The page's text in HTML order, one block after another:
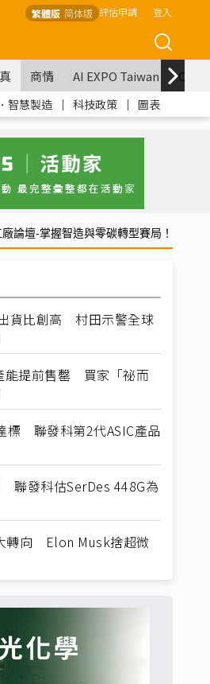
繁體版 简体版 評估申請 登入
商情 AI EXPO Taiwan
智慧製造 ｜ 科技政策 ｜ 圖表
論壇-掌握智造與零碳轉型賽局！
貨比創高 村田示警全球
能提前售罄 買家「祕而
標 聯發科第2代ASIC產品
聯發科估SerDes 448G為
轉向 Elon Musk捨超微